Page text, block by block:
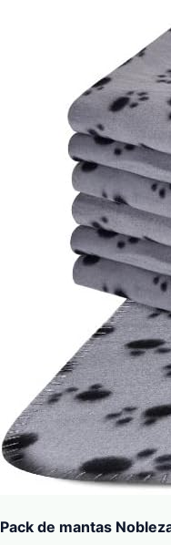
Pack de mantas